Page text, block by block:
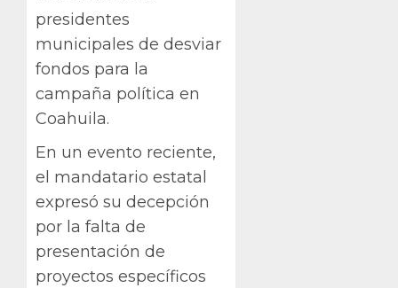
presidentes
municipales de desviar
fondos para la
campaña política en
Coahuila.
En un evento reciente,
el mandatario estatal
expresó su decepción
por la falta de
presentación de
proyectos específicos